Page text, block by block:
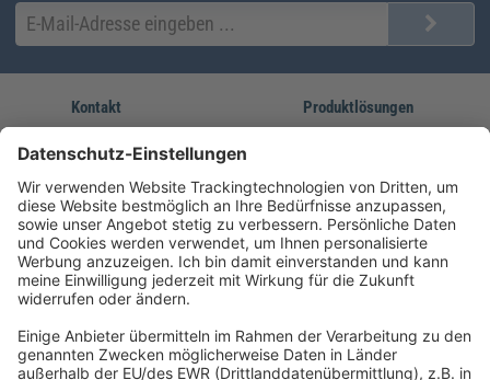
Kontakt
service@forum-verlag.com
Mo-Do 07:30 - 17:00 Uhr
Fr 07:30 - 15:00 Uhr
Produktlösungen
Unsere Marken
Folgen Sie uns